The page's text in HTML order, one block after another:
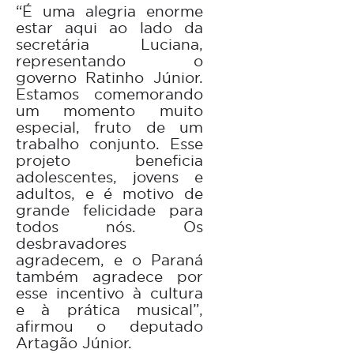
“É uma alegria enorme
estar aqui ao lado da
secretária Luciana,
representando o
governo Ratinho Júnior.
Estamos comemorando
um momento muito
especial, fruto de um
trabalho conjunto. Esse
projeto beneficia
adolescentes, jovens e
adultos, e é motivo de
grande felicidade para
todos nós. Os
desbravadores
agradecem, e o Paraná
também agradece por
esse incentivo à cultura
e à prática musical”,
afirmou o deputado
Artagão Júnior.